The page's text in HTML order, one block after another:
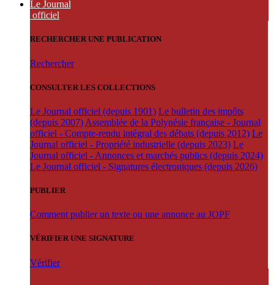
Le Journal
officiel
RECHERCHER UNE PUBLICATION
Rechercher
CONSULTER LES COLLECTIONS
Le Journal officiel (depuis 1901) Le bulletin des impôts
(depuis 2007) Assemblée de la Polynésie française - Journal
officiel - Compte-rendu intégral des débats (depuis 2012) Le
Journal officiel - Propriété industrielle (depuis 2023) Le
Journal officiel - Annonces et marchés publics (depuis 2024)
Le Journal officiel - Signatures électroniques (depuis 2026)
PUBLIER
Comment publier un texte ou une annonce au JOPF
VÉRIFIER UNE SIGNATURE
Vérifier